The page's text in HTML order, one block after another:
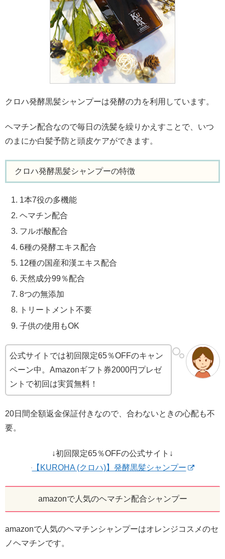
クロハ発酵黒髪シャンプーは発酵の力を利用しています。
ヘマチン配合なので毎日の洗髪を繰りかえすことで、いつ
のまにか白髪予防と頭皮ケアができます。
クロハ発酵黒髪シャンプーの特徴
1本7役の多機能
ヘマチン配合
フルボ酸配合
6種の発酵エキス配合
12種の国産和漢エキス配合
天然成分99％配合
8つの無添加
トリートメント不要
子供の使用もOK
公式サイトでは初回限定65％OFFのキャン
ペーン中。Amazonギフト券2000円プレゼ
ントで初回は実質無料！
20日間全額返金保証付きなので、合わないときの心配も不
要。
↓初回限定65％OFFの公式サイト↓
【KUROHA (クロハ)】発酵黒髪シャンプー
amazonで人気のヘマチン配合シャンプー
amazonで人気のヘマチンシャンプーはオレンジコスメのセ
ノヘマチンです。